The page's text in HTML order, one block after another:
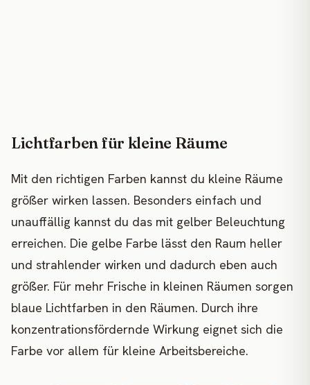
Lichtfarben für kleine Räume
Mit den richtigen Farben kannst du kleine Räume
größer wirken lassen. Besonders einfach und
unauffällig kannst du das mit gelber Beleuchtung
erreichen. Die gelbe Farbe lässt den Raum heller
und strahlender wirken und dadurch eben auch
größer. Für mehr Frische in kleinen Räumen sorgen
blaue Lichtfarben in den Räumen. Durch ihre
konzentrationsfördernde Wirkung eignet sich die
Farbe vor allem für kleine Arbeitsbereiche.